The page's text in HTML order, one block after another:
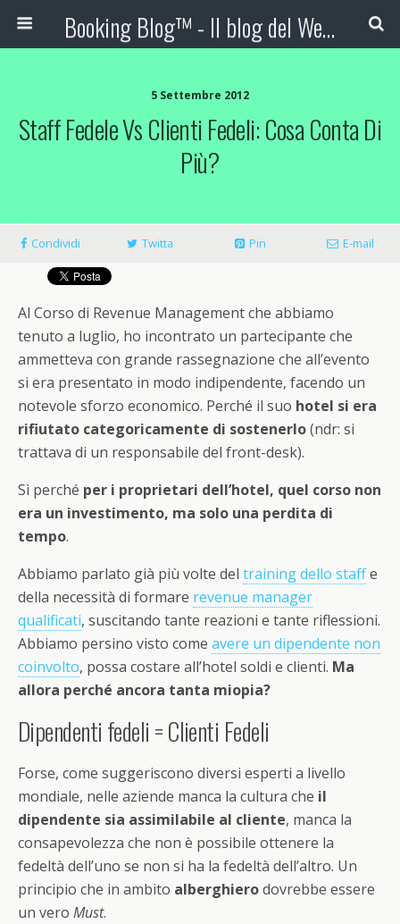
Booking Blog™ - Il blog del Web Marketing Turistico
5 Settembre 2012
Staff Fedele Vs Clienti Fedeli: Cosa Conta Di
Più?
Condividi Twitta Pin E-mail
Al Corso di Revenue Management che abbiamo
tenuto a luglio, ho incontrato un partecipante che
ammetteva con grande rassegnazione che all’evento
si era presentato in modo indipendente, facendo un
notevole sforzo economico. Perché il suo hotel si era
rifiutato categoricamente di sostenerlo(ndr: si
trattava di un responsabile del front-desk).
Sì perché per i proprietari dell’hotel, quel corso non
era un investimento, ma solo una perdita di
tempo.
Abbiamo parlato già più volte del training dello staffe
della necessità di formare revenue manager
qualificati, suscitando tante reazioni e tante riflessioni.
Abbiamo persino visto come avere un dipendente non
coinvolto, possa costare all’hotel soldi e clienti. Ma
allora perché ancora tanta miopia?
Dipendenti fedeli = Clienti Fedeli
Forse, come suggeriscono diversi esperti a livello
mondiale, nelle aziende manca la cultura che il
dipendente sia assimilabile al cliente, manca la
consapevolezza che non è possibile ottenere la
fedeltà dell’uno se non si ha la fedeltà dell’altro. Un
principio che in ambito alberghierodovrebbe essere
un vero Must.